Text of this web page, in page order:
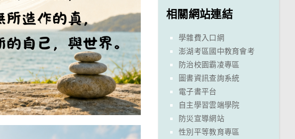
相關網站連結
學雜費入口網
澎湖考區國中教育會考
防治校園霸凌專區
圖書資訊查詢系統
電子書平台
自主學習雲端學院
防災宣導網站
性別平等教育專區